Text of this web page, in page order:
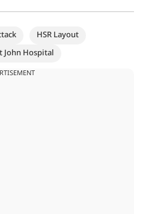
HSR Layout
John Hospital